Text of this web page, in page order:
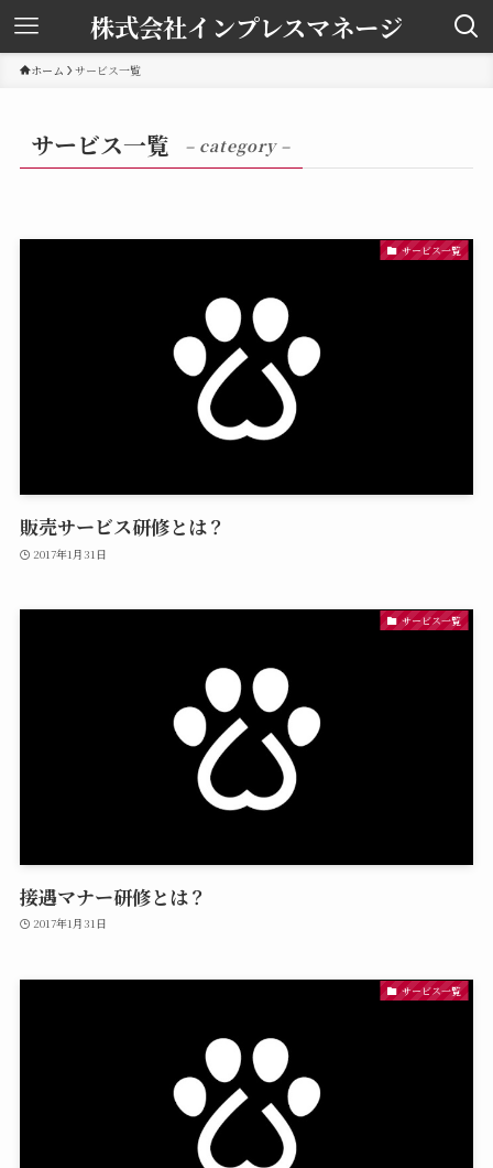
株式会社インプレスマネージ
ホーム サービス一覧
サービス一覧 – category –
サービス一覧
販売サービス研修とは？
2017年1月31日
サービス一覧
接遇マナー研修とは？
2017年1月31日
サービス一覧